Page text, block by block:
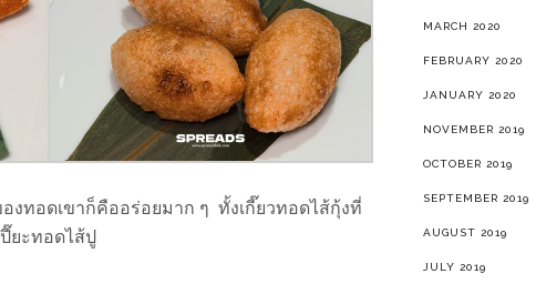
งทอดเขาก็คืออร่อยมาก ๆ ทั้งเกี๊ยวทอดไส้กุ้งที่
ยะทอดไส้ปู
MARCH 2020
FEBRUARY 2020
JANUARY 2020
NOVEMBER 2019
OCTOBER 2019
SEPTEMBER 2019
AUGUST 2019
JULY 2019